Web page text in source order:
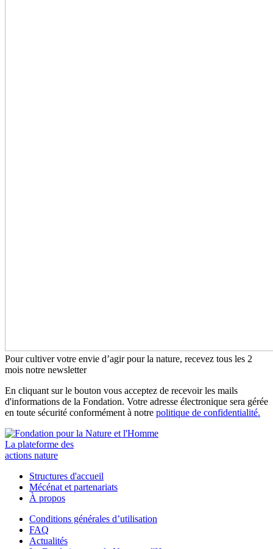
Pour cultiver votre envie d’agir pour la nature, recevez tous les 2
mois notre newsletter
En cliquant sur le bouton vous acceptez de recevoir les mails
d'informations de la Fondation. Votre adresse électronique sera gérée
en toute sécurité conformément à notre politique de confidentialité.
La plateforme des
actions nature
Structures d'accueil
Mécénat et partenariats
À propos
Conditions générales d’utilisation
FAQ
Actualités